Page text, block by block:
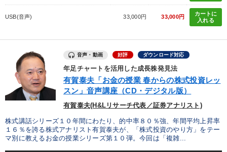
USB(音声) 33,000円 33,000円
カートに
入れる
音声・動画 好評 ダウンロード対応
年足チャートを活用した成長株発見法
有賀泰夫「お金の授業 春からの株式投資レッ
スン」音声講座（CD・デジタル版）
有賀泰夫(H&Lリサーチ代表／証券アナリスト)
株式講話シリーズ１０年間にわたり、的中率８０％強、年間平均上昇率
１６％を誇る株式アナリスト有賀泰夫が、「株式投資のやり方」をテー
マ別に教えるお金の授業シリーズ第１０弾。今回は「複雑...